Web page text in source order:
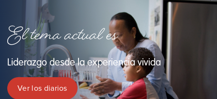
El tema actual es
Liderazgo desde la experiencia vivida
Ver los diarios